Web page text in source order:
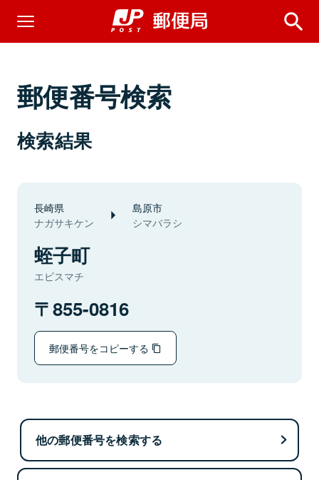
郵便番号検索
検索結果
長崎県
ナガサキケン
島原市
シマバラシ
蛭子町
エビスマチ
855-0816
郵便番号をコピーする
他の郵便番号を検索する